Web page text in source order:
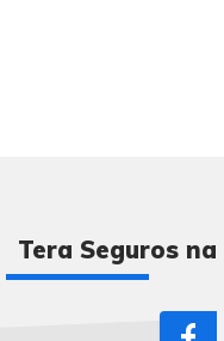
Tera Seguros